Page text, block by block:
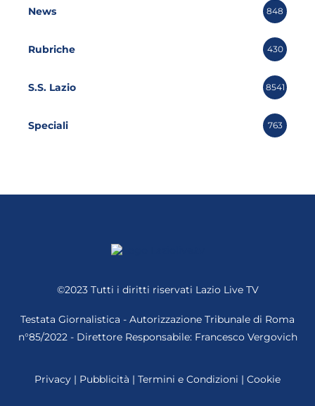
News 848
Rubriche 430
S.S. Lazio 8541
Speciali 763
©2023 Tutti i diritti riservati Lazio Live TV
Testata Giornalistica - Autorizzazione Tribunale di Roma
n°85/2022 - Direttore Responsabile: Francesco Vergovich
Privacy | Pubblicità | Termini e Condizioni | Cookie